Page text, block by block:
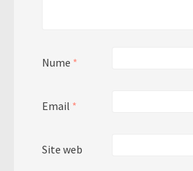
Nume *
Email *
Site web